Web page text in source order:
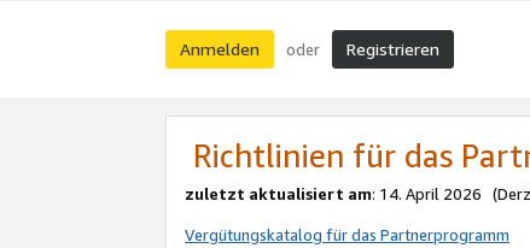
Anmelden oder Registrieren
Richtlinien für das
zuletzt aktualisiert am: 14. April 2026
Vergütungskatalog für das Partnerprogramm